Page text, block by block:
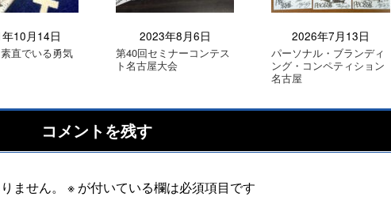
10月14日
直でいる勇気
2023年8月6日
第40回セミナーコンテス
ト名古屋大会
2026年7月13日
パーソナル・ブランディ
ング・コンペティション
名古屋
コメントを残す
ません。 ※ が付いている欄は必須項目です